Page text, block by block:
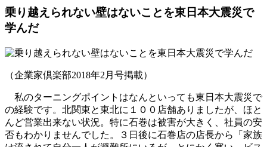
乗り越えられない壁はないことを東日本大震災で
学んだ
（企業家倶楽部2018年2月号掲載）
私のターニングポイントはなんといっても東日本大震災で
の経験です。北関東と東北に１００店舗ありましたが、ほと
んど営業出来ない状況。特に石巻は被害が大きく、社員の安
否もわかりませんでした。３日後に石巻店の店長から「家族